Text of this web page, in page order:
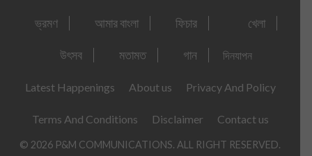
ভ্রমণ আমার বাংলা ফিচার খেলা
উৎসব মতামত গান দিনযাপন
Latest Happenings About us Privacy And Policy
Terms And Conditions Disclaimer Contact us
© 2026 P&M COMMUNICATIONS. ALL RIGHT RESERVED.